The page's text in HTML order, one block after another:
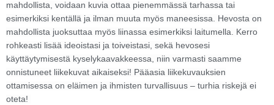
mahdollista, voidaan kuvia ottaa pienemmässä tarhassa tai
esimerkiksi kentällä ja ilman muuta myös maneesissa. Hevosta on
mahdollista juoksuttaa myös liinassa esimerkiksi laitumella. Kerro
rohkeasti lisää ideoistasi ja toiveistasi, sekä hevosesi
käyttäytymisestä kyselykaavakkeessa, niin varmasti saamme
onnistuneet liikekuvat aikaiseksi! Pääasia liikekuvauksien
ottamisessa on eläimen ja ihmisten turvallisuus – turhia riskejä ei
oteta!